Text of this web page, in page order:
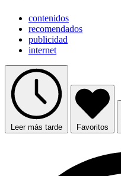
contenidos
recomendados
publicidad
internet
Leer más tarde Favoritos